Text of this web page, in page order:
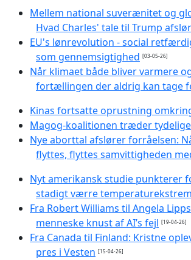
Mellem national suverænitet og
Hvad Charles' tale til Trump
EU's lønrevolution - social
som gennemsigtighed [03-05-26]
Når klimaet både bliver varmere
fortællingen der aldrig kan tage
Kinas fortsatte oprustning
Magog-koalitionen træder
Nye aborttal afslører forråelsen:
flyttes, flyttes samvittigheden
Nyt amerikansk studie punkterer
stadigt værre
Fra Robert Williams til Angela
menneske knust af AI’s fejl [19-04-26]
Fra Canada til Finland: Kristne
pres i Vesten [15-04-26]